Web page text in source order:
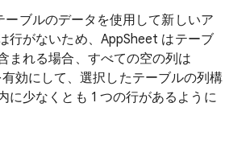
ブルのデータを使用して新しいア
行がないため、AppSheet はテーブ
まれる場合、すべての空の列は
効にして、選択したテーブルの列構
に少なくとも 1 つの行があるように